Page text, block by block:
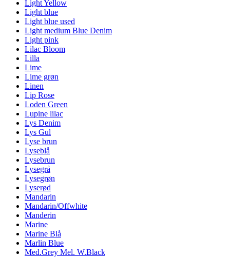
Light Yellow
Light blue
Light blue used
Light medium Blue Denim
Light pink
Lilac Bloom
Lilla
Lime
Lime grøn
Linen
Lip Rose
Loden Green
Lupine lilac
Lys Denim
Lys Gul
Lyse brun
Lyseblå
Lysebrun
Lysegrå
Lysegrøn
Lyserød
Mandarin
Mandarin/Offwhite
Manderin
Marine
Marine Blå
Marlin Blue
Med.Grey Mel. W.Black